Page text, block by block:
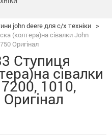
john deere для с/х техніки >
(колтера)на сівалки John
Оригінал
Ступиця
сівалки
1010,